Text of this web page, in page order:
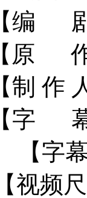
【编
【原
【制 作
【字
【字
【视频